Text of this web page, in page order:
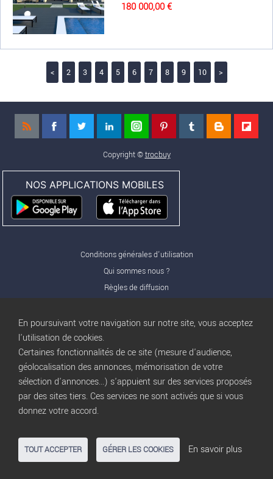
180 000,00 €
< 2 3 4 5 6 7 8 9 10 >
Copyright ©trocbuy
NOS APPLICATIONS MOBILES
Conditions générales d'utilisation
Qui sommes nous ?
Règles de diffusion
Nos offres Pro
Publicité
Conditions d’Utilisation
Privacy Policy
Blogtrocbuy
Gestion des cookies
Nous contacter
En poursuivant votre navigation sur notre site, vous acceptez
l'utilisation de cookies.
Certaines fonctionnalités de ce site (mesure d'audience,
géolocalisation des annonces, mémorisation de votre
sélection d'annonces...) s'appuient sur des services proposés
par des sites tiers. Ces services ne sont activés que si vous
donnez votre accord.
TOUT ACCEPTER GÉRER LES COOKIES En savoir plus